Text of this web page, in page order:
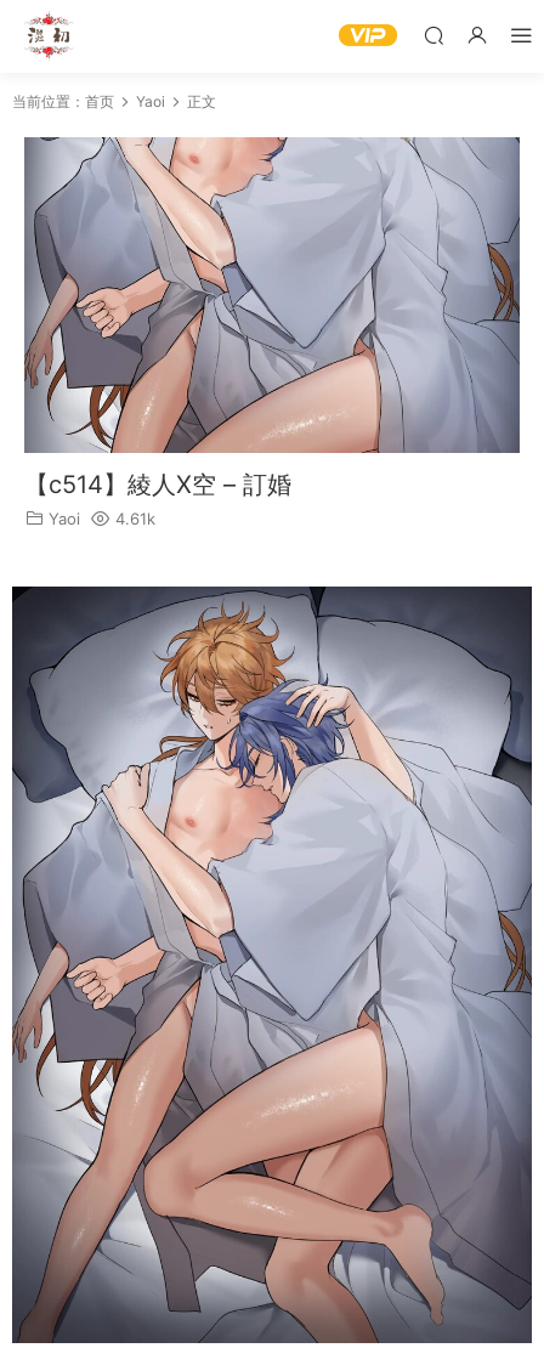
当前位置： 首页 Yaoi 正文
【c514】綾人X空 – 訂婚
Yaoi 4.61k